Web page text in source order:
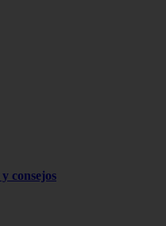
consejos